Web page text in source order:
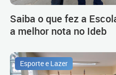
Saiba o que fez a
a melhor nota no Ideb
Esporte e Lazer